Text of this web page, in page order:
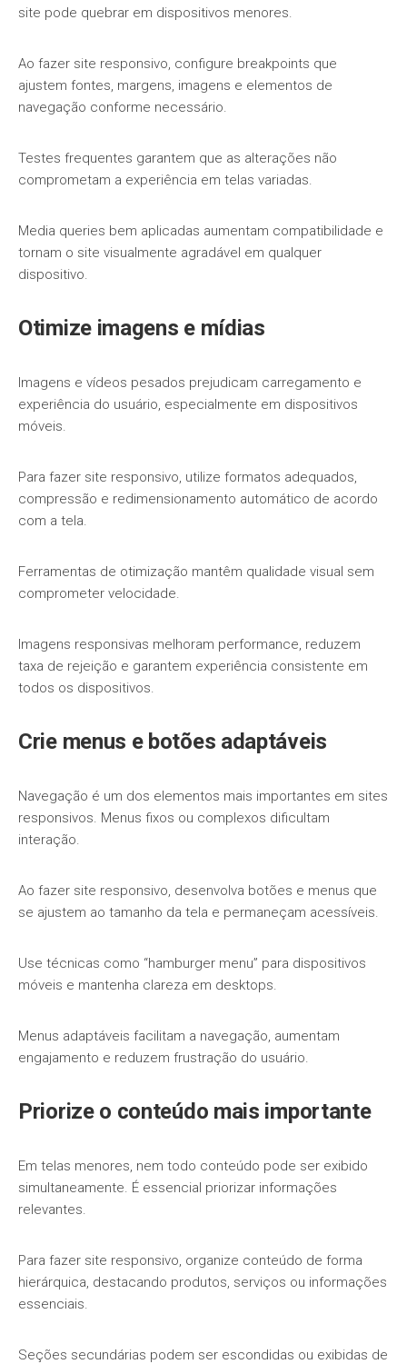
site pode quebrar em dispositivos menores.
Ao fazer site responsivo, configure breakpoints que
ajustem fontes, margens, imagens e elementos de
navegação conforme necessário.
Testes frequentes garantem que as alterações não
comprometam a experiência em telas variadas.
Media queries bem aplicadas aumentam compatibilidade e
tornam o site visualmente agradável em qualquer
dispositivo.
Otimize imagens e mídias
Imagens e vídeos pesados prejudicam carregamento e
experiência do usuário, especialmente em dispositivos
móveis.
Para fazer site responsivo, utilize formatos adequados,
compressão e redimensionamento automático de acordo
com a tela.
Ferramentas de otimização mantêm qualidade visual sem
comprometer velocidade.
Imagens responsivas melhoram performance, reduzem
taxa de rejeição e garantem experiência consistente em
todos os dispositivos.
Crie menus e botões adaptáveis
Navegação é um dos elementos mais importantes em sites
responsivos. Menus fixos ou complexos dificultam
interação.
Ao fazer site responsivo, desenvolva botões e menus que
se ajustem ao tamanho da tela e permaneçam acessíveis.
Use técnicas como “hamburger menu” para dispositivos
móveis e mantenha clareza em desktops.
Menus adaptáveis facilitam a navegação, aumentam
engajamento e reduzem frustração do usuário.
Priorize o conteúdo mais importante
Em telas menores, nem todo conteúdo pode ser exibido
simultaneamente. É essencial priorizar informações
relevantes.
Para fazer site responsivo, organize conteúdo de forma
hierárquica, destacando produtos, serviços ou informações
essenciais.
Seções secundárias podem ser escondidas ou exibidas de